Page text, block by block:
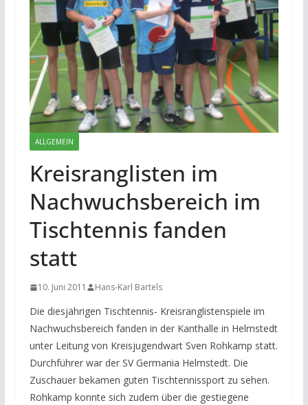
ALLGEMEIN
Kreisranglisten im
Nachwuchsbereich im
Tischtennis fanden
statt
10. Juni 2011 Hans-Karl Bartels
Die diesjährigen Tischtennis- Kreisranglistenspiele im
Nachwuchsbereich fanden in der Kanthalle in Helmstedt
unter Leitung von Kreisjugendwart Sven Rohkamp statt.
Durchführer war der SV Germania Helmstedt. Die
Zuschauer bekamen guten Tischtennissport zu sehen.
Rohkamp konnte sich zudem über die gestiegene